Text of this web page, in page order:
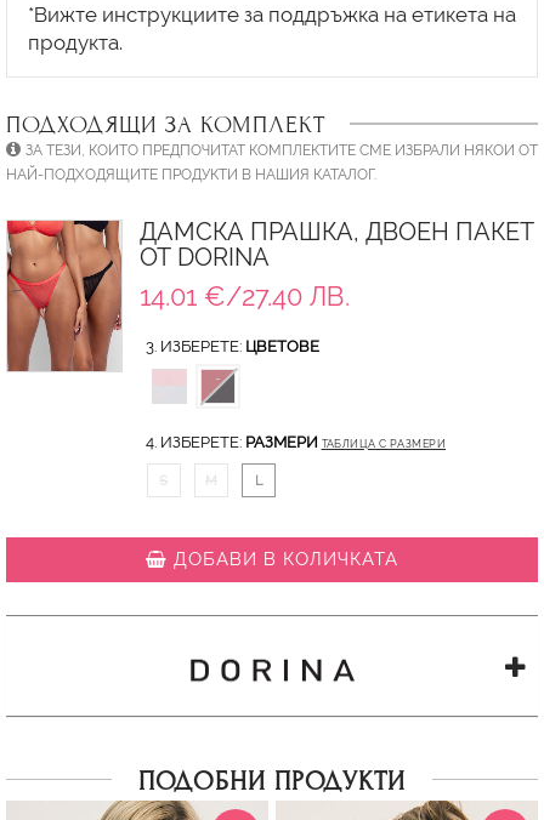
*Вижте инструкциите за поддръжка на етикета на
ПОДХОДЯЩИ ЗА КОМПЛЕКТ
ЗА ТЕЗИ, КОИТО ПРЕДПОЧИТАТ КОМПЛЕКТИТЕ СМЕ ИЗБРАЛИ НЯКОИ ОТ
НАЙ-ПОДХОДЯЩИТЕ ПРОДУКТИ В НАШИЯ КАТАЛОГ.
ДАМСКА ПРАШКА, ДВОЕН ПАКЕТ
ОТ DORINA
14.01 €/27.40 ЛВ.
3. ИЗБЕРЕТЕ: ЦВЕТОВЕ
4. ИЗБЕРЕТЕ: РАЗМЕРИ ТАБЛИЦА С РАЗМЕРИ
S M L
ДОБАВИ В КОЛИЧКАТА
ПОДОБНИ ПРОДУКТИ